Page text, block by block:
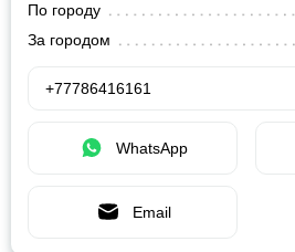
По городу
За городом
+77786416161
WhatsApp
Email